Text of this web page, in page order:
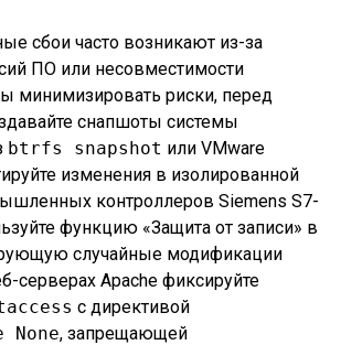
сбои часто возникают из-за
ПО или несовместимости
минимизировать риски, перед
снапшоты системы
btrfs snapshot или VMware
изменения в изолированной
контроллеров Siemens S7-
функцию «Защита от записи» в
случайные модификации
серверах Apache фиксируйте
с директивой
None, запрещающей